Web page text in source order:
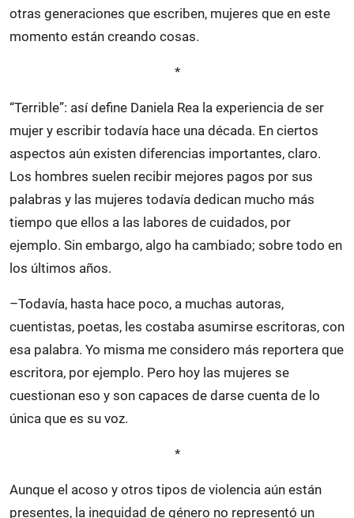
otras generaciones que escriben, mujeres que en este
momento están creando cosas.
*
“Terrible”: así define Daniela Rea la experiencia de ser
mujer y escribir todavía hace una década. En ciertos
aspectos aún existen diferencias importantes, claro.
Los hombres suelen recibir mejores pagos por sus
palabras y las mujeres todavía dedican mucho más
tiempo que ellos a las labores de cuidados, por
ejemplo. Sin embargo, algo ha cambiado; sobre todo en
los últimos años.
–Todavía, hasta hace poco, a muchas autoras,
cuentistas, poetas, les costaba asumirse escritoras, con
esa palabra. Yo misma me considero más reportera que
escritora, por ejemplo. Pero hoy las mujeres se
cuestionan eso y son capaces de darse cuenta de lo
única que es su voz.
*
Aunque el acoso y otros tipos de violencia aún están
presentes, la inequidad de género no representó un